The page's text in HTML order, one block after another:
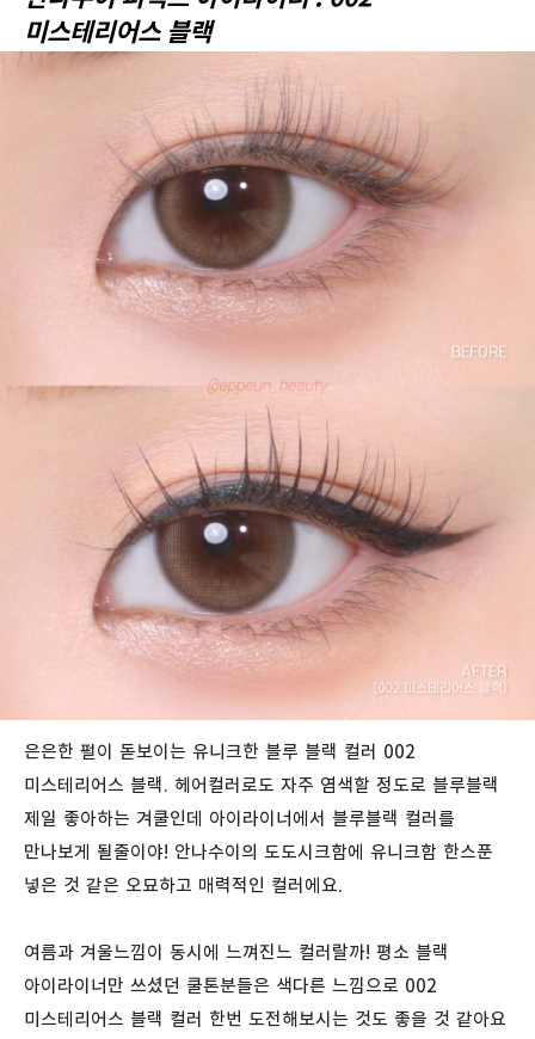
미스테리어스 블랙
은은한 펄이 돋보이는 유니크한 블루 블랙 컬러 002
미스테리어스 블랙. 헤어컬러로도 자주 염색할 정도로 블루블랙
제일 좋아하는 겨쿨인데 아이라이너에서 블루블랙 컬러를
만나보게 될줄이야! 안나수이의 도도시크함에 유니크함 한스푼
넣은 것 같은 오묘하고 매력적인 컬러에요.
여름과 겨울느낌이 동시에 느껴진느 컬러랄까! 평소 블랙
아이라이너만 쓰셨던 쿨톤분들은 색다른 느낌으로 002
미스테리어스 블랙 컬러 한번 도전해보시는 것도 좋을 것 같아요